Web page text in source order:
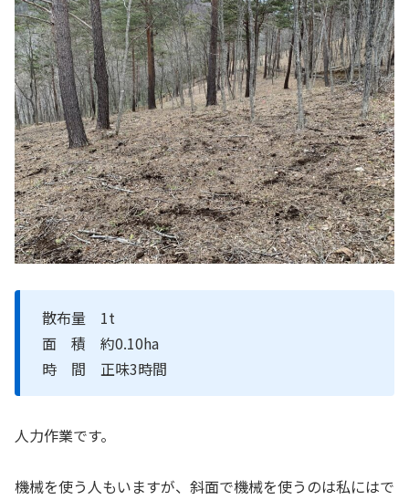
散布量 1t
面 積 約0.10ha
時 間 正味3時間
人力作業です。
機械を使う人もいますが、斜面で機械を使うのは私にはで